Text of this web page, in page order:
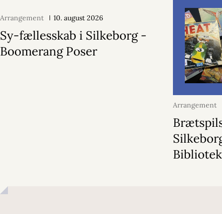
Arrangement 10. august 2026
Sy-fællesskab i Silkeborg -
Boomerang Poser
Arrangement
2026
Bibliotek